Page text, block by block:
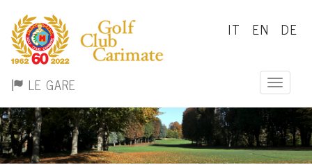
IT EN DE
LE GARE